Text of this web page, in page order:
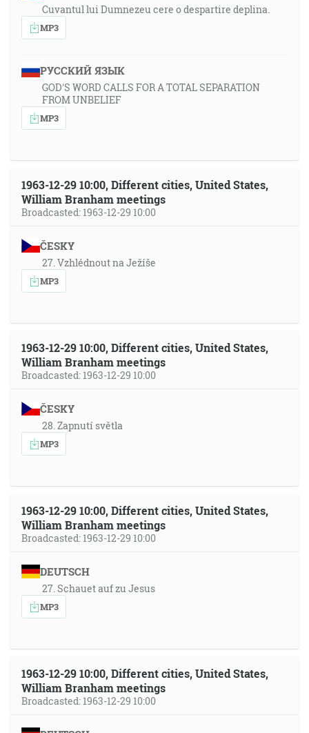
Cuvantul lui Dumnezeu cere o despartire deplina.
MP3
РУССКИЙ ЯЗЫК
GOD'S WORD CALLS FOR A TOTAL SEPARATION
FROM UNBELIEF
MP3
1963-12-29 10:00, Different cities, United States,
William Branham meetings
Broadcasted: 1963-12-29 10:00
ČESKY
27. Vzhlédnout na Ježíše
MP3
1963-12-29 10:00, Different cities, United States,
William Branham meetings
Broadcasted: 1963-12-29 10:00
ČESKY
28. Zapnutí světla
MP3
1963-12-29 10:00, Different cities, United States,
William Branham meetings
Broadcasted: 1963-12-29 10:00
DEUTSCH
27. Schauet auf zu Jesus
MP3
1963-12-29 10:00, Different cities, United States,
William Branham meetings
Broadcasted: 1963-12-29 10:00